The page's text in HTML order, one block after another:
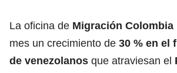
La oficina de Migración Colombia
mes un crecimiento de 30 % en el
de venezolanos que atraviesan el